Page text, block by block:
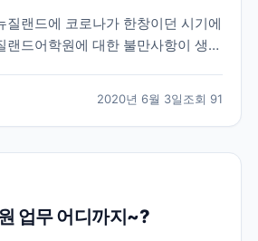
질랜드에 코로나가 한창이던 시기에
랜드어학원에 대한 불만사항이 생겼
드어학연수 6개월을 계획하고 떠난
뉴질랜드가 코로나로 인한 락다운
2020년 6월 3일조회 91
업무 어디까지~?